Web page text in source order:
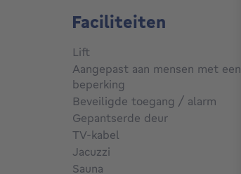
Faciliteiten
Lift
Aangepast aan mensen met een
beperking
Beveiligde toegang / alarm
Gepantserde deur
TV-kabel
Jacuzzi
Sauna